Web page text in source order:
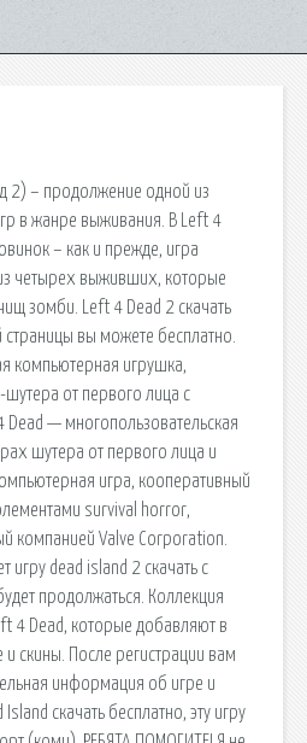
2) – продолжение одной из
в жанре выживания. В Left 4
– как и прежде, игра
четырех выживших, которые
зомби. Left 4 Dead 2 скачать
страницы вы можете бесплатно.
компьютерная игрушка,
от первого лица с
— многопользовательская
шутера от первого лица и
игра, кооперативный
survival horror,
компанией Valve Corporation.
игру dead island 2 скачать с
продолжаться. Коллекция
4 Dead, которые добавляют в
скины. После регистрации вам
информация об игре и
скачать бесплатно, эту игру